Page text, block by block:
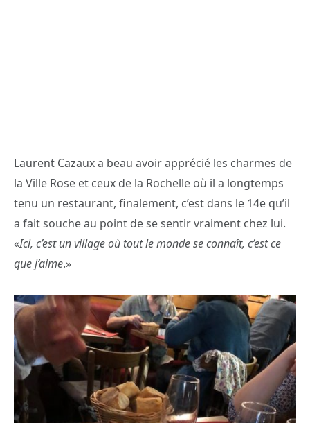
Laurent Cazaux a beau avoir apprécié les charmes de
la Ville Rose et ceux de la Rochelle où il a longtemps
tenu un restaurant, finalement, c’est dans le 14e qu’il
a fait souche au point de se sentir vraiment chez lui.
«Ici, c’est un village où tout le monde se connaît, c’est ce
que j’aime.»